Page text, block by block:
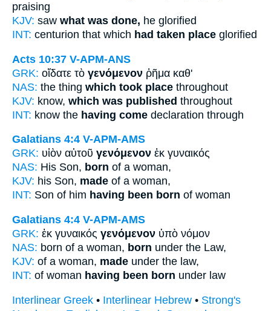
praising
KJV: saw what was done, he glorified
INT: centurion that which had taken place glorified
Acts 10:37 V-APM-ANS
GRK: οἴδατε τὸ γενόμενον ῥῆμα καθ'
NAS: the thing which took place throughout
KJV: know, which was published throughout
INT: know the having come declaration through
Galatians 4:4 V-APM-AMS
GRK: υἱὸν αὐτοῦ γενόμενον ἐκ γυναικός
NAS: His Son, born of a woman,
KJV: his Son, made of a woman,
INT: Son of him having been born of woman
Galatians 4:4 V-APM-AMS
GRK: ἐκ γυναικός γενόμενον ὑπὸ νόμον
NAS: born of a woman, born under the Law,
KJV: of a woman, made under the law,
INT: of woman having been born under law
Interlinear Greek • Interlinear Hebrew • Strong's